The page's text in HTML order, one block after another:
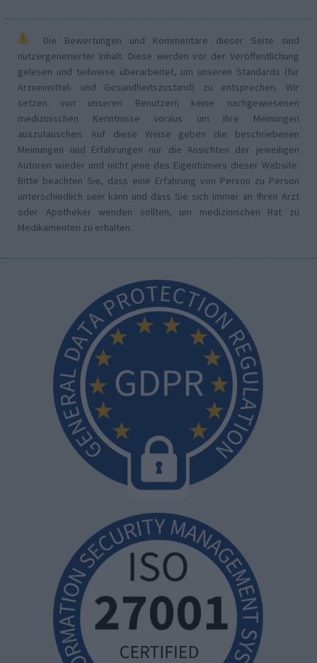
Die Bewertungen und Kommentare dieser Seite sind
nutzergenerierter Inhalt. Diese werden vor der Veröffentlichung
gelesen und teilweise überarbeitet, um unseren Standards (für
Arzneimittel- und Gesundheitszustand) zu entsprechen. Wir
setzen von unseren Benutzern keine nachgewiesenen
medizinischen Kenntnisse voraus um ihre Meinungen
auszutauschen. Auf diese Weise geben die beschriebenen
Meinungen und Erfahrungen nur die Ansichten der jeweiligen
Autoren wieder und nicht jene des Eigentümers dieser Website.
Bitte beachten Sie, dass eine Erfahrung von Person zu Person
unterschiedlich sein kann und dass Sie sich immer an Ihren Arzt
oder Apotheker wenden sollten, um medizinischen Rat zu
Medikamenten zu erhalten.